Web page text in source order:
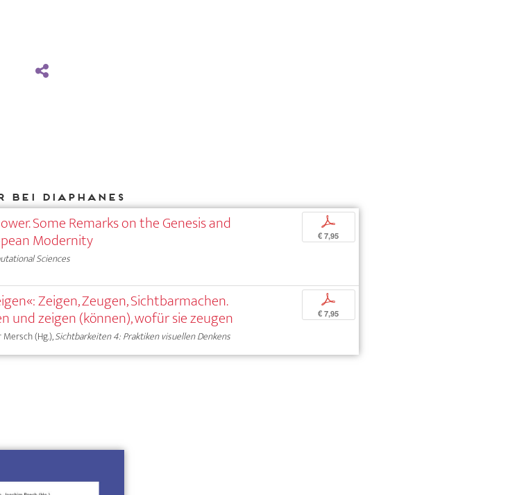
DIAPHANES
Some Remarks on the Genesis and
Modernity
Sciences
p
€ 7,95
Zeigen, Zeugen, Sichtbarmachen.
zeigen (können), wofür sie zeugen
(Hg.),Sichtbarkeiten 4: Praktiken visuellen Denkens
p
€ 7,95